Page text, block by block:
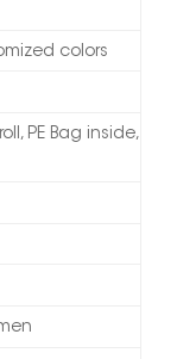
colors
PE Bag inside,